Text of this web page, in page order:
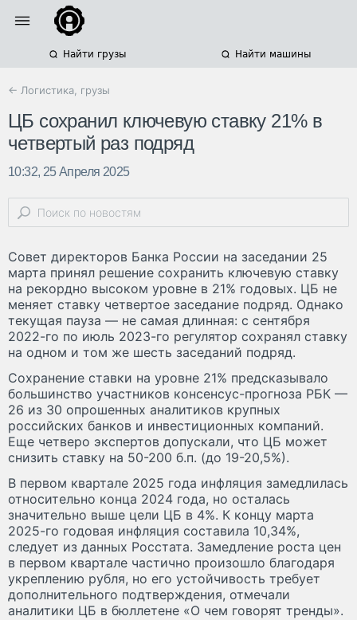
Найти грузы Найти машины
← Логистика, грузы
ЦБ сохранил ключевую ставку 21% в
четвертый раз подряд
10:32, 25 Апреля 2025
Совет директоров Банка России на заседании 25
марта принял решение сохранить ключевую ставку
на рекордно высоком уровне в 21% годовых. ЦБ не
меняет ставку четвертое заседание подряд. Однако
текущая пауза — не самая длинная: с сентября
2022-го по июль 2023-го регулятор сохранял ставку
на одном и том же шесть заседаний подряд.
Сохранение ставки на уровне 21% предсказывало
большинство участников консенсус-прогноза РБК —
26 из 30 опрошенных аналитиков крупных
российских банков и инвестиционных компаний.
Еще четверо экспертов допускали, что ЦБ может
снизить ставку на 50-200 б.п. (до 19-20,5%).
В первом квартале 2025 года инфляция замедлилась
относительно конца 2024 года, но осталась
значительно выше цели ЦБ в 4%. К концу марта
2025-го годовая инфляция составила 10,34%,
следует из данных Росстата. Замедление роста цен
в первом квартале частично произошло благодаря
укреплению рубля, но его устойчивость требует
дополнительного подтверждения, отмечали
аналитики ЦБ в бюллетене «О чем говорят тренды».